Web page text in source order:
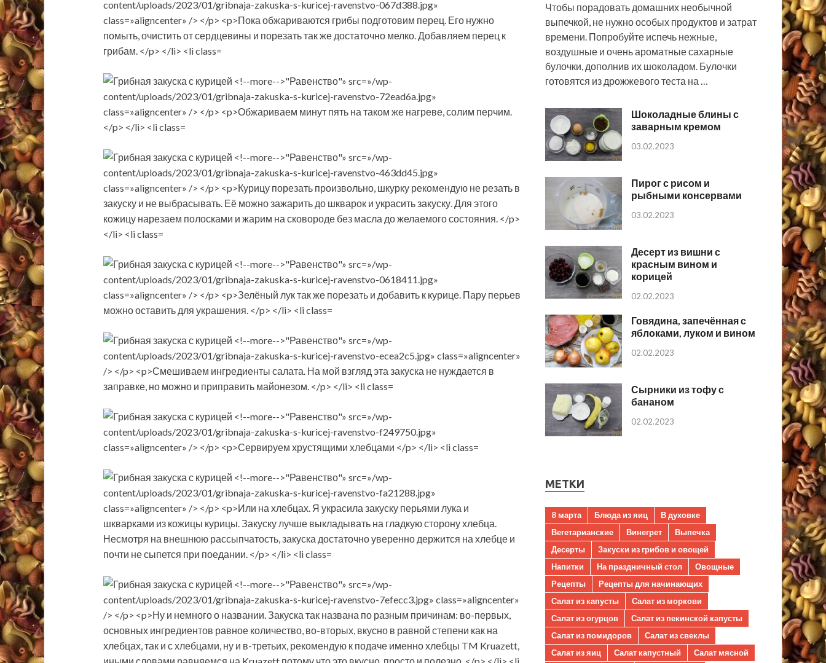
Чтобы порадовать домашних необычной
выпечкой, не нужно особых продуктов и затрат
времени. Попробуйте испечь нежные,
воздушные и очень ароматные сахарные
булочки, дополнив их шоколадом. Булочки
готовятся из дрожжевого теста на …
Шоколадные блины с
заварным кремом
03.02.2023
Пирог с рисом и
рыбными консервами
03.02.2023
Десерт из вишни с
красным вином и
корицей
02.02.2023
Говядина, запечённая с
яблоками, луком и вином
02.02.2023
Сырники из тофу с
бананом
02.02.2023
МЕТКИ
8 марта Блюда из яиц
В духовке
Вегетарианские
Винегрет
Выпечка
Десерты
Закуски из грибов и овощей
Напитки
На праздничный стол
Овощные
Рецепты
Рецепты для начинающих
Салат из капусты
Салат из моркови
Салат из огурцов
Салат из пекинской капусты
Салат из помидоров
Салат из свеклы
Салат из яиц
Салат капустный Салат мясной